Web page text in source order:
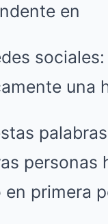
en
una
personas
en primera